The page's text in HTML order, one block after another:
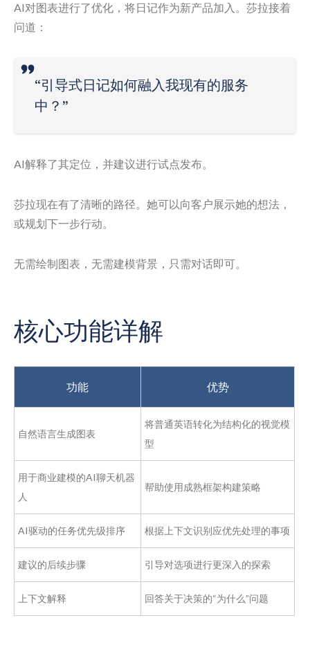
AI对图表进行了优化，将日记作为新产品加入。莎拉接着
问道：
“引导式日记如何融入我现有的服务
中？”
AI解释了其定位，并建议进行试点发布。
莎拉现在有了清晰的路径。她可以向客户展示她的想法，
或规划下一步行动。
无需绘制图表，无需建模背景，只需对话即可。
核心功能详解
功能 优势
自然语言生成图表
将普通英语转化为结构化的视觉模
型
用于商业建模的AI聊天机器
人
帮助使用成熟框架构建策略
AI驱动的任务优先级排序 根据上下文识别应优先处理的事项
建议的后续步骤 引导对选项进行更深入的探索
上下文解释 回答关于决策的“为什么”问题